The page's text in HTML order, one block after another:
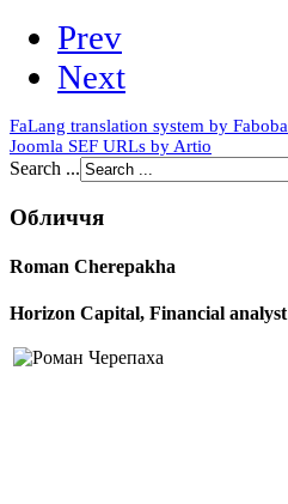
Prev
Next
FaLang translation system by Faboba
Joomla SEF URLs by Artio
Search ...
Обличчя
Roman Cherepakha
Horizon Capital, Financial analyst